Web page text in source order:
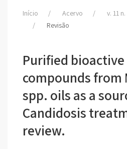
Início Acervo
v. 11
Revisão
Purified bioactive
compounds from
spp. oils as a
Candidosis
review.